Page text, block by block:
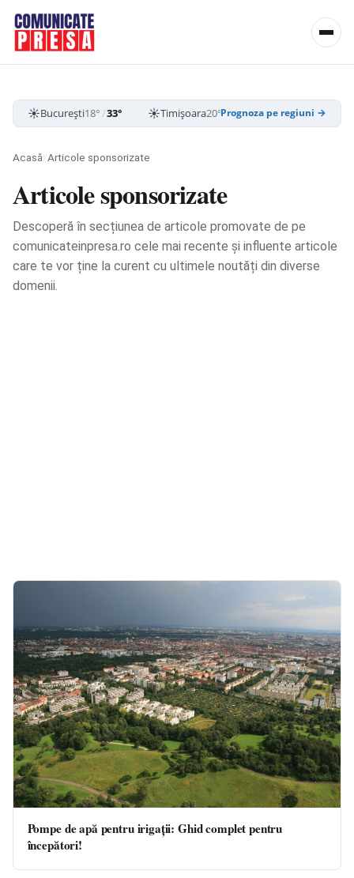
☀️București18°/33° ☀️Timișoara20°/35° ☀️Cluj-Napoca
Prognoza pe regiuni →
Acasă/Articole sponsorizate
Articole sponsorizate
Descoperă în secțiunea de articole promovate de pe
comunicateinpresa.ro cele mai recente și influente articole
care te vor ține la curent cu ultimele noutăți din diverse
domenii.
Pompe de apă pentru irigații: Ghid complet pentru
începători!